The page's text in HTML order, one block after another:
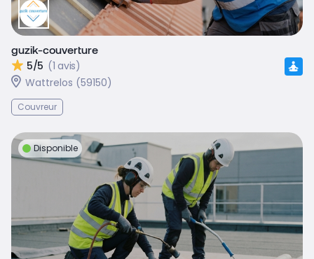
guzik-couverture
5/5 (1 avis)
Wattrelos (59150)
Couvreur
Disponible